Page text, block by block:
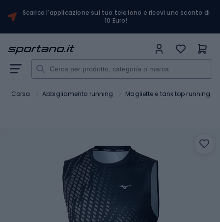
Scarica l'applicazione sul tuo telefono e ricevi uno sconto di
10 Euro!
Corsa Abbigliamento running Magliette e tank top running